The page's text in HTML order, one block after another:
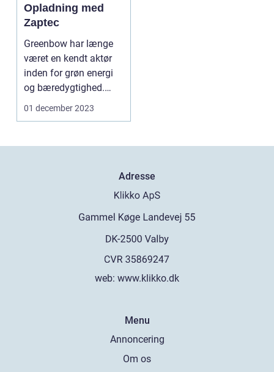
Opladning med
Zaptec
Greenbow har længe
været en kendt aktør
inden for grøn energi
og bæredygtighed.
Selvom de ikke selv ...
01 december 2023
Adresse
web: www.klikko.dk
Menu
Annoncering
Om os